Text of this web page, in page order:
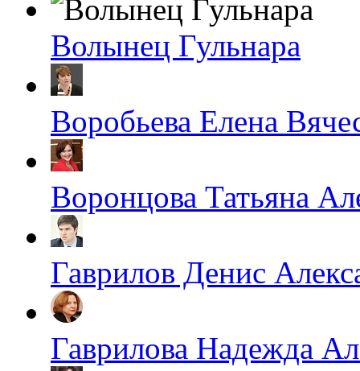
Волынец Гульнара
Воробьева Елена
Воронцова Татьяна
Гаврилов Денис
Гаврилова Надежда